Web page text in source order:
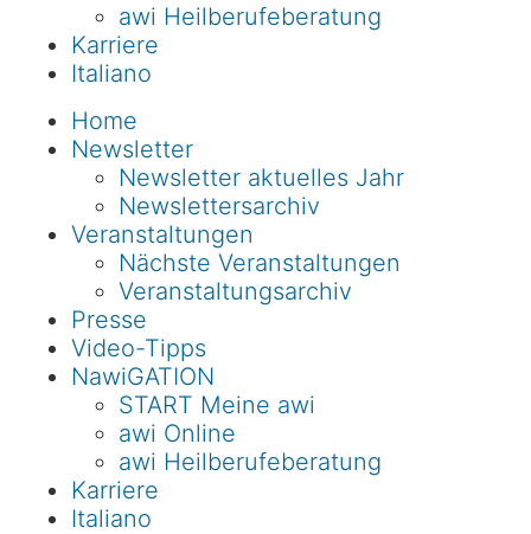
awi Heilberufeberatung
Karriere
Italiano
Home
Newsletter
Newsletter aktuelles Jahr
Newslettersarchiv
Veranstaltungen
Nächste Veranstaltungen
Veranstaltungsarchiv
Presse
Video-Tipps
NawiGATION
START Meine awi
awi Online
awi Heilberufeberatung
Karriere
Italiano